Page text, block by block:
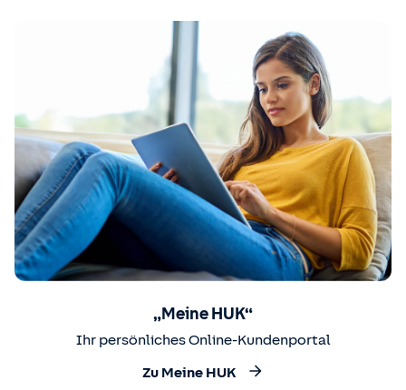
„Meine HUK“
Ihr persönliches Online-Kundenportal
Zu Meine HUK